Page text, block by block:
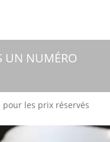
UN NUMÉRO
pour les prix réservés